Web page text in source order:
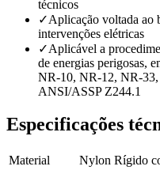
técnicos
✓Aplicação voltada ao
intervenções elétricas
✓Aplicável a
de energias perigosas,
NR-10, NR-12, NR-
ANSI/ASSP Z244.1
Especificações
Material
Nylon Rígido